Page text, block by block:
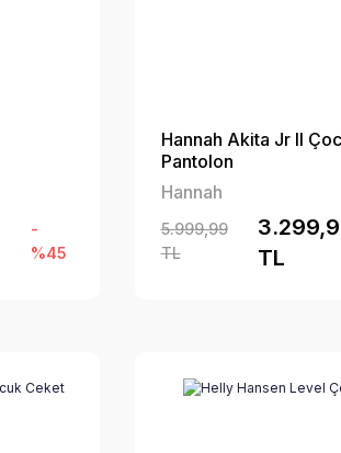
-
%45
Hannah Akita Jr II
Pantolon
Hannah
5.999,99
TL
TL